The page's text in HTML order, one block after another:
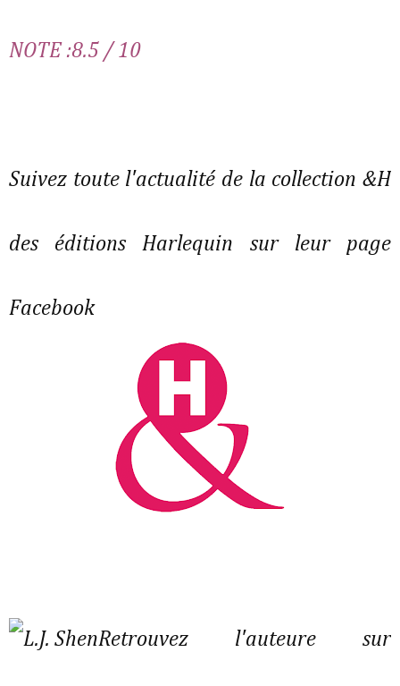
NOTE :8.5 / 10
Suivez toute l'actualité de la collection &H
des éditions Harlequin sur leur page
Facebook
Retrouvez l'auteure sur